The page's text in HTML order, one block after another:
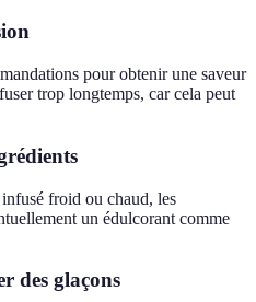
pour obtenir une saveur
trop longtemps, car cela peut
froid ou chaud, les
un édulcorant comme
des glaçons